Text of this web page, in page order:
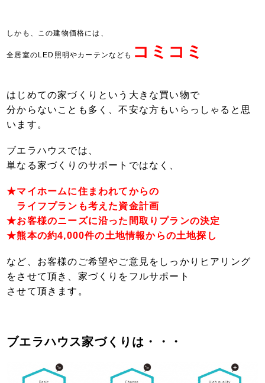
しかも、この建物価格には、
全居室のLED照明やカーテンなども コミコミ
はじめての家づくりという大きな買い物で
分からないことも多く、不安な方もいらっしゃると思
います。
ブエラハウスでは、
単なる家づくりのサポートではなく、
★マイホームに住まわれてからの
ライフプランも考えた資金計画
★お客様のニーズに沿った間取りプランの決定
★熊本の約4,000件の土地情報からの土地探し
など、お客様のご希望やご意見をしっかりヒ アリング
をさせて頂き、 家づくりを フルサポート
させて頂きます。
ブエラハウス家づくりは・・・